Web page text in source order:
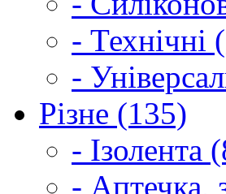
- Технічні
-
Різне (135)
- Ізолента
- Аптечка,